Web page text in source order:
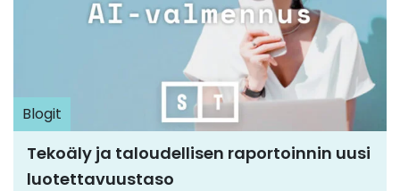
Blogit
Tekoäly ja taloudellisen raportoinnin uusi
luotettavuustaso